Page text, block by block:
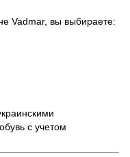
Vadmar, вы выбираете:
с учетом